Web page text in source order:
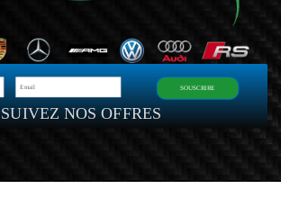
SUIVEZ NOS OFFRES
SOUSCRIRE